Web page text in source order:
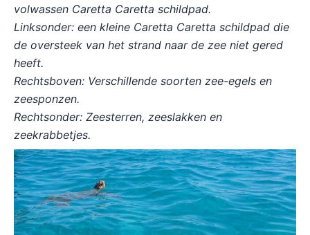
volwassen Caretta Caretta schildpad.
Linksonder: een kleine Caretta Caretta schildpad die
de oversteek van het strand naar de zee niet gered
heeft.
Rechtsboven: Verschillende soorten zee-egels en
zeesponzen.
Rechtsonder: Zeesterren, zeeslakken en
zeekrabbetjes.